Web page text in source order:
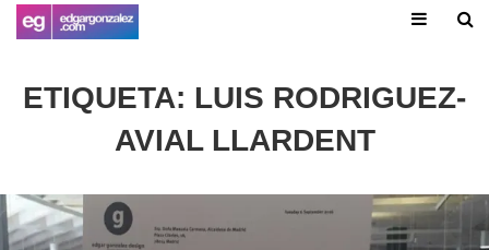
ETIQUETA: LUIS RODRIGUEZ-
AVIAL LLARDENT